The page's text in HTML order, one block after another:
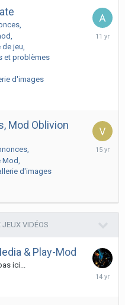
jeu
et problèmes
d'images
Mod Oblivion
Mod
d'images
July
JEUX VIDÉOS
& Play-Mod
ici...